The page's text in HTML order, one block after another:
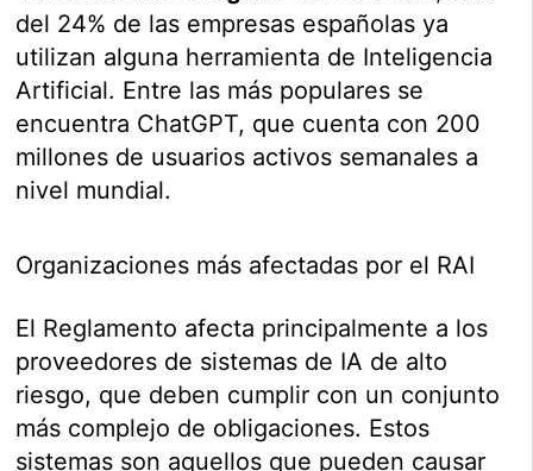
del 24% de las empresas españolas ya
utilizan alguna herramienta de Inteligencia
Artificial. Entre las más populares se
encuentra ChatGPT, que cuenta con 200
millones de usuarios activos semanales a
nivel mundial.
Organizaciones más afectadas por el RAI
El Reglamento afecta principalmente a los
proveedores de sistemas de IA de alto
riesgo, que deben cumplir con un conjunto
más complejo de obligaciones. Estos
sistemas son aquellos que pueden causar